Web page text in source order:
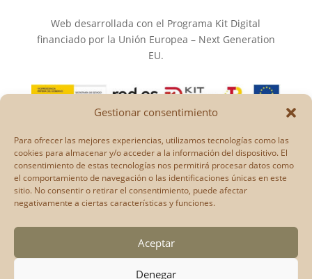
Gestionar consentimiento
Para ofrecer las mejores experiencias, utilizamos tecnologías como las
cookies para almacenar y/o acceder a la información del dispositivo. El
consentimiento de estas tecnologías nos permitirá procesar datos como
el comportamiento de navegación o las identificaciones únicas en este
sitio. No consentir o retirar el consentimiento, puede afectar
negativamente a ciertas características y funciones.
Aceptar
Denegar
Web desarrollada con el Programa Kit Digital
financiado por la Unión Europea – Next Generation
EU.
web son únicamente los del autor o autores y no
reflejan necesariamente los de la Unión Europea o la
Comisión Europea.
Ni la Unión Europea ni la Comisión Europea pueden